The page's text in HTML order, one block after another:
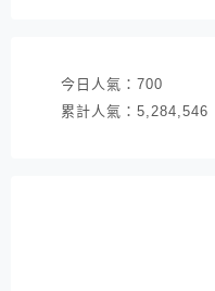
今日人氣： 700
累計人氣： 5,284,546